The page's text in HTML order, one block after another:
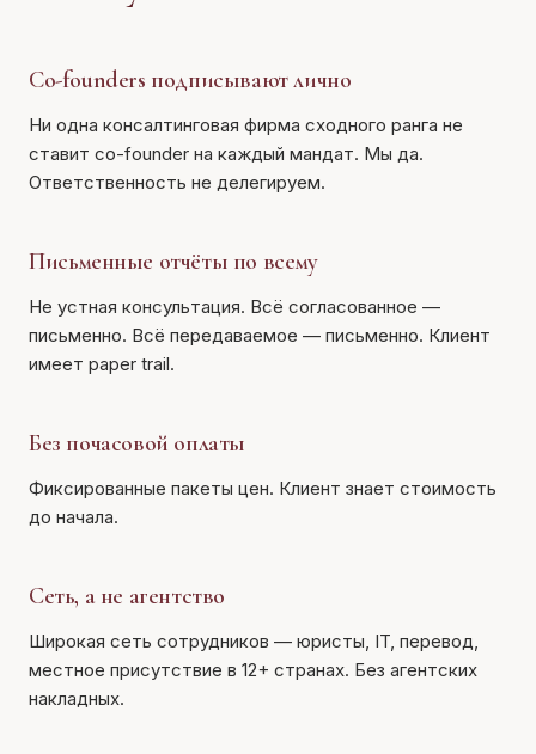
Co-founders подписывают лично
Ни одна консалтинговая фирма сходного ранга не
ставит co-founder на каждый мандат. Мы да.
Ответственность не делегируем.
Письменные отчёты по всему
Не устная консультация. Всё согласованное —
письменно. Всё передаваемое — письменно. Клиент
имеет paper trail.
Без почасовой оплаты
Фиксированные пакеты цен. Клиент знает стоимость
до начала.
Сеть, а не агентство
Широкая сеть сотрудников — юристы, IT, перевод,
местное присутствие в 12+ странах. Без агентских
накладных.